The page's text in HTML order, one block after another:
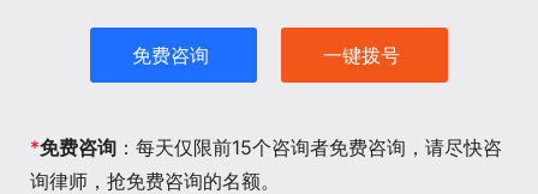
免费咨询 一键拨号
*免费咨询 ：每天仅限前15个咨询者免费咨询，请尽快咨
询律师，抢免费咨询的名额。